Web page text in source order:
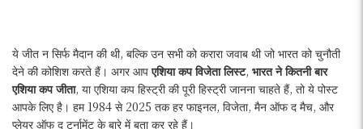
ये जीत न सिर्फ मैदान की थी, बल्कि उन सभी को करारा जवाब थी जो भारत को चुनौती
देने की कोशिश करते हैं। अगर आपएशिया कप विजेता लिस्ट, भारत ने कितनी बार
एशिया कप जीता, या एशिया कप हिस्ट्री की पूरी हिस्ट्री जानना चाहते हैं, तो ये पोस्ट
आपके लिए है। हम 1984 से 2025 तक हर फाइनल, विजेता, मैन ऑफ द मैच, और
प्लेयर ऑफ द टूर्नामेंट के बारे में बता कर रहे हैं।